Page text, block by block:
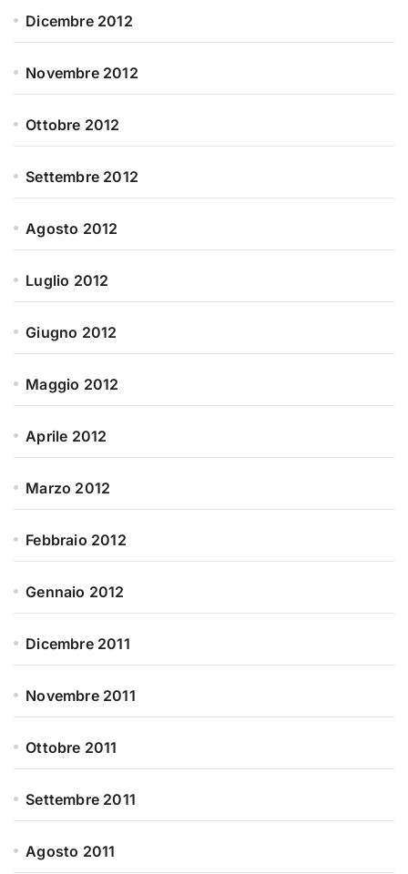
Dicembre 2012
Novembre 2012
Ottobre 2012
Settembre 2012
Agosto 2012
Luglio 2012
Giugno 2012
Maggio 2012
Aprile 2012
Marzo 2012
Febbraio 2012
Gennaio 2012
Dicembre 2011
Novembre 2011
Ottobre 2011
Settembre 2011
Agosto 2011